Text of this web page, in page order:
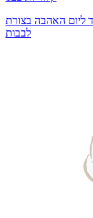
ליום האהבה בצורת
לבבות